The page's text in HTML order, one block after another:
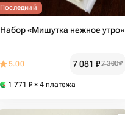
Последний
Набор «Мишутка нежное утро»
5.00 7 081 ₽7 300₽
1 771 ₽ × 4 платежа